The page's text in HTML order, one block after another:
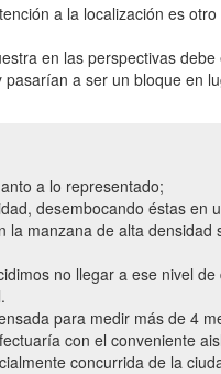
a la localización es
en las perspectivas
a ser un bloque en
a lo representado;
desembocando éstas en
manzana de alta densidad
no llegar a ese nivel
para medir más de 4
con el conveniente
concurrida de la